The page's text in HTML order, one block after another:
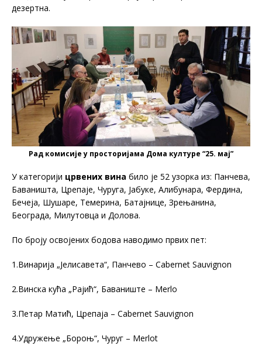
дезертна.
Рад комисије у просторијама Дома културе “25. мај”
У категорији црвених вина било је 52 узорка из: Панчева,
Баваништа, Црепаје, Чуруга, Јабуке, Алибунара, Фердина,
Бечеја, Шушаре, Темерина, Батајнице, Зрењанина,
Београда, Милутовца и Долова.
По броју освојених бодова наводимо првих пет:
1.Винарија „Јелисавета“, Панчево – Cabernet Sauvignon
2.Винска кућа „Рајић“, Баваниште – Merlo
3.Петар Матић, Црепаја – Cabernet Sauvignon
4.Удружење „Бороњ“, Чуруг – Merlot